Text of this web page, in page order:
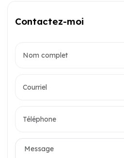
Contactez-moi